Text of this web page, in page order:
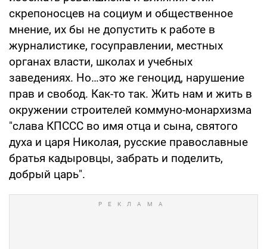
скрепоносцев на социум и общественное
мнение, их бы не допустить к работе в
журналистике, госуправлении, местных
органах власти, школах и учебных
заведениях. Но…это же геноцид, нарушение
прав и свобод. Как-то так. Жить нам и жить в
окружении строителей коммуно-монархизма
"слава КПССС во имя отца и сына, святого
духа и царя Николая, русские православные
братья кадыровцы, забрать и поделить,
добрый царь".